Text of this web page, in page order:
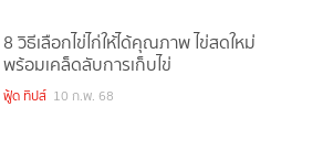
8 วิธีเลือกไข่ไก่ให้ได้คุณภาพ ไข่สดใหม่
พร้อมเคล็ดลับการเก็บไข่
ฟู้ด ทิปส์ 10 ก.พ. 68